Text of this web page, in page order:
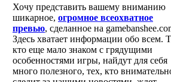
Хочу представить вашему вниманию
шикарное, огромное всеохватное
превью, сделанное на
Здесь хватает информации обо всем.
кто еще мало знаком с грядущими
особенностями игры, найдут для себя
много полезного, тех, кто